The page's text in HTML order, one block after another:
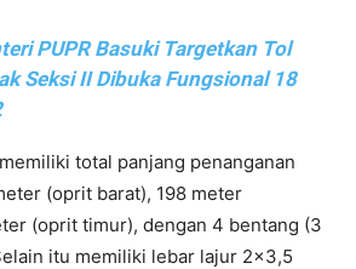
PUPR Basuki Targetkan Tol
Seksi II Dibuka Fungsional 18
total panjang penanganan
(oprit barat), 198 meter
(oprit timur), dengan 4 bentang (3
itu memiliki lebar lajur 2×3,5